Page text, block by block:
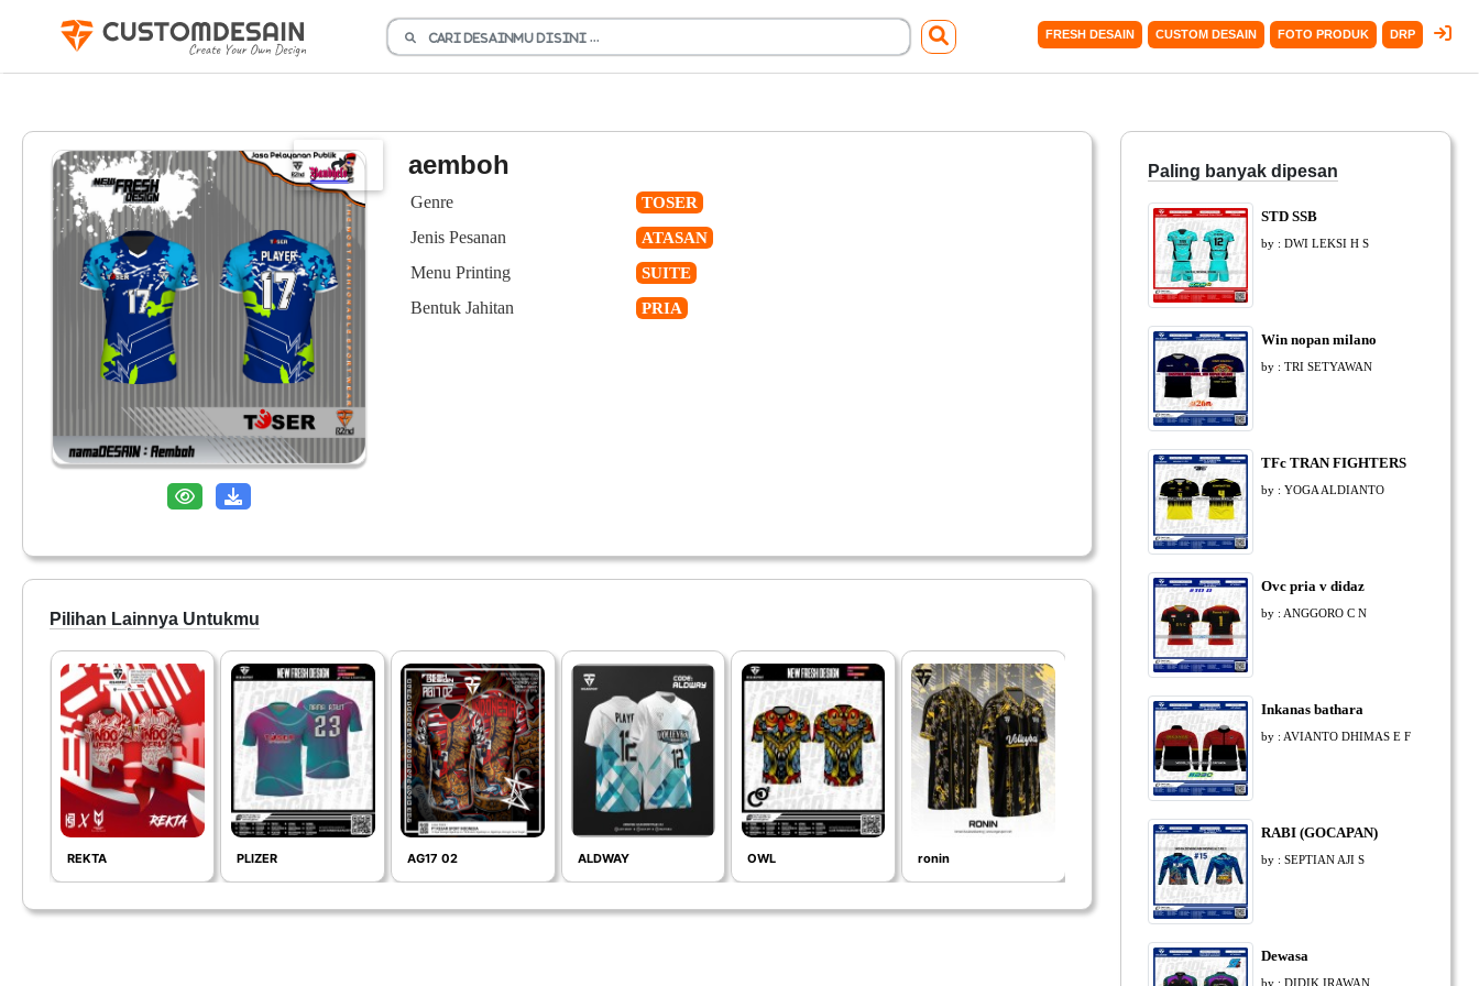
FRESH DESAIN CUSTOM DESAIN FOTO PRODUK DRP
aemboh
Genre TOSER
Jenis Pesanan ATASAN
Menu Printing SUITE
Bentuk Jahitan PRIA
Pilihan Lainnya Untukmu
REKTA PLIZER AG17 02 ALDWAY OWL ronin
LIQUID JAKARTA
PERTAMINA PERTAMAX
PLIZER
Paling banyak dipesan
STD SSB
by : DWI LEKSI H S
Win nopan milano
by : TRI SETYAWAN
TFc TRAN FIGHTERS
by : YOGA ALDIANTO
Ovc pria v didaz
by : ANGGORO C N
Inkanas bathara
by : AVIANTO DHIMAS E F
RABI (GOCAPAN)
by : SEPTIAN AJI S
Dewasa
by : DIDIK IRAWAN